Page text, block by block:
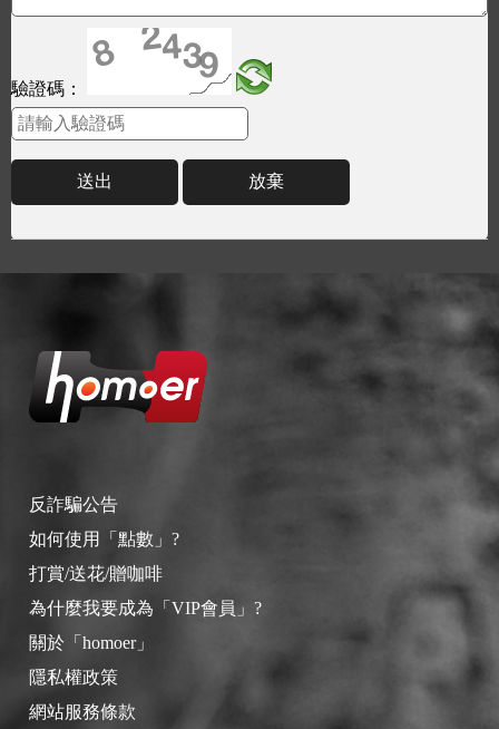
驗證碼：
送出 放棄
反詐騙公告
如何使用「點數」?
打賞/送花/贈咖啡
為什麼我要成為「VIP會員」?
關於「homoer」
隱私權政策
網站服務條款